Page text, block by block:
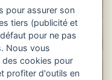
pour assurer son
tiers (publicité et
pour ne pas
Nous vous
cookies pour
profiter d'outils en